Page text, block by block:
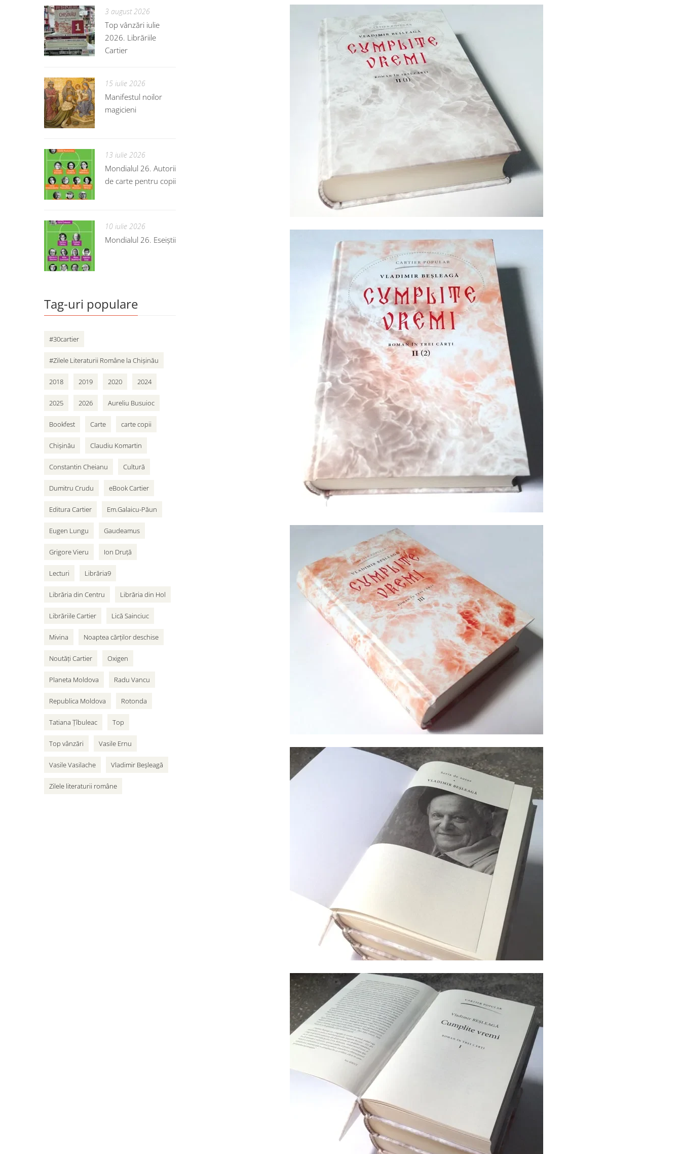
3 august 2026
Top vânzări iulie
2026. Librăriile
Cartier
15 iulie 2026
Manifestul noilor
magicieni
13 iulie 2026
Mondialul 26. Autorii
de carte pentru copii
10 iulie 2026
Mondialul 26. Eseiștii
Tag-uri populare
#30cartier
#Zilele Literaturii Române la Chișinău
2018 2019 2020 2024
2025 2026 Aureliu Busuioc
Bookfest Carte carte copii
Chișinău Claudiu Komartin
Constantin Cheianu Cultură
Dumitru Crudu eBook Cartier
Editura Cartier Em.Galaicu-Păun
Eugen Lungu Gaudeamus
Grigore Vieru Ion Druță
Lecturi Librăria9
Librăria din Centru Librăria din Hol
Librăriile Cartier Lică Sainciuc
Mivina Noaptea cărților deschise
Noutăți Cartier Oxigen
Planeta Moldova Radu Vancu
Republica Moldova Rotonda
Tatiana Țîbuleac Top
Top vânzări Vasile Ernu
Vasile Vasilache Vladimir Beșleagă
Zilele literaturii române